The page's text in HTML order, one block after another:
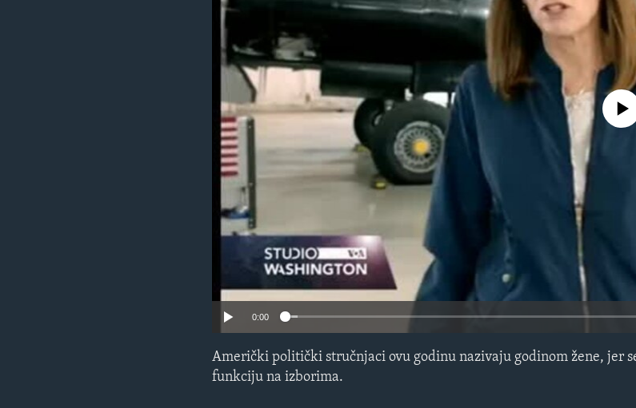
No media source
0:00
Američki politički stručnjaci ovu godinu nazivaju godinom žene, jer
funkciju na izborima.